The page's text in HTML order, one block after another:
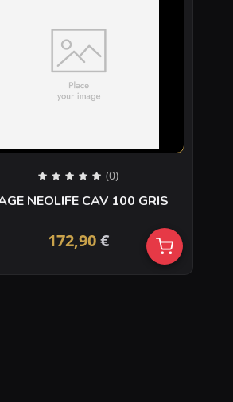
(0)
NEOLIFE CAV 100 GRIS
172,90€